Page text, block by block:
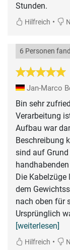
Stunden.
Hilfreich •
6 Personen
Jan-Marco
Bin sehr
Verarbeitung
Aufbau war
Beschreibung
sind auf
Die
dem
nach oben für
Ursprünglich
[weiterlesen]
Hilfreich •